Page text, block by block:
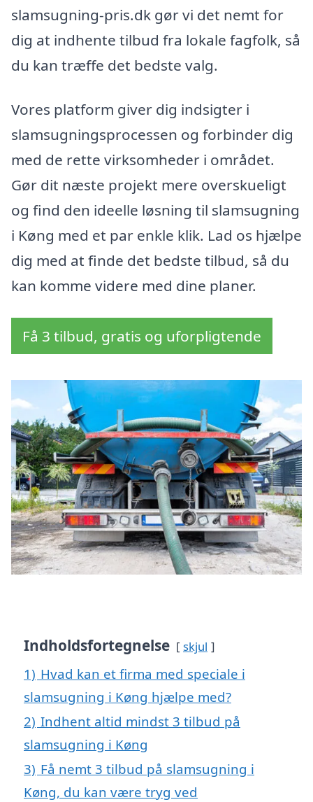
slamsugning-pris.dk gør vi det nemt for
dig at indhente tilbud fra lokale fagfolk, så
du kan træffe det bedste valg.
Vores platform giver dig indsigter i
slamsugningsprocessen og forbinder dig
med de rette virksomheder i området.
Gør dit næste projekt mere overskueligt
og find den ideelle løsning til slamsugning
i Køng med et par enkle klik. Lad os hjælpe
dig med at finde det bedste tilbud, så du
kan komme videre med dine planer.
Få 3 tilbud, gratis og uforpligtende
Indholdsfortegnelse skjul
1) Hvad kan et firma med speciale i
slamsugning i Køng hjælpe med?
2) Indhent altid mindst 3 tilbud på
slamsugning i Køng
3) Få nemt 3 tilbud på slamsugning i
Køng, du kan være tryg ved